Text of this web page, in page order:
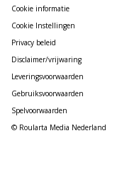
Cookie informatie
Cookie Instellingen
Privacy beleid
Disclaimer/vrijwaring
Leveringsvoorwaarden
Gebruiksvoorwaarden
Spelvoorwaarden
© Roularta Media Nederland